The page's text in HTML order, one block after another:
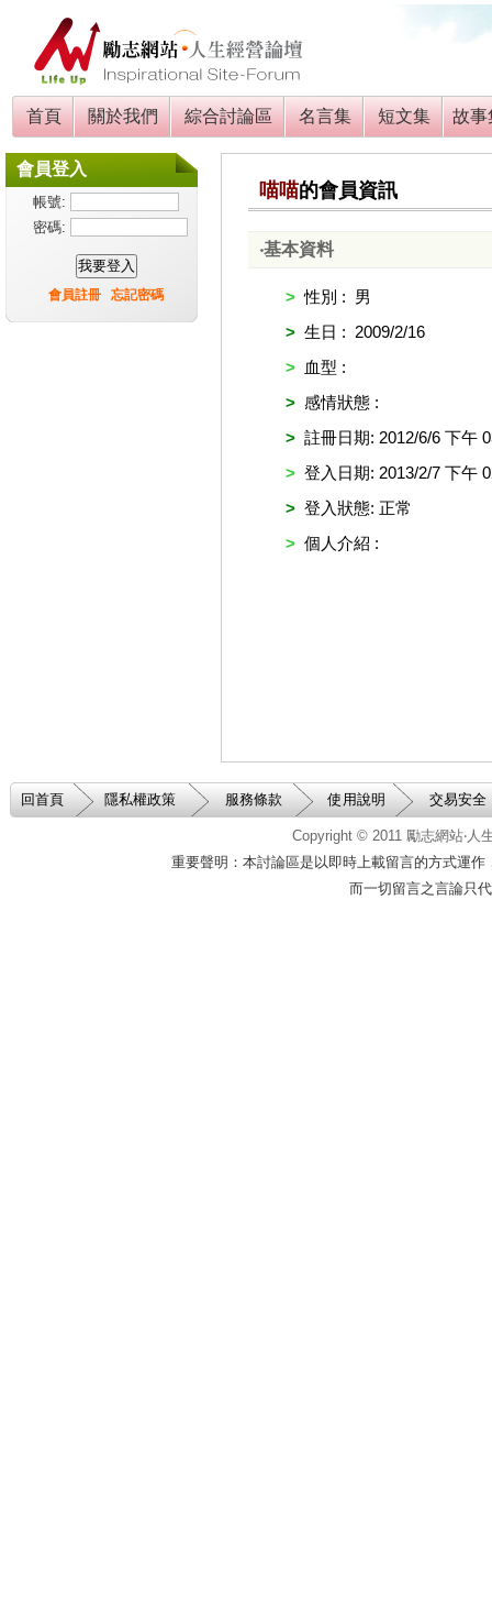
首頁 關於我們 綜合討論區 名言集 短文集 故
會員登入
帳號:
密碼:
會員註冊 忘記密碼
喵喵的會員資訊
‧基本資料
>性別 : 男
> 生日 : 2009/2/16
>
血型 :
> 感情狀態 :
> 註冊日期: 2012/6/6 下午
> 登入日期: 2013/2/7 下午
> 登入狀態: 正常
> 個人介紹 :
回首頁 隱私權政策 服務條款 使用說明 交易安全
Copyright © 2011 勵志網站‧
重要聲明：本討論區是以即時上載留言的方式運
而一切留言之言論只